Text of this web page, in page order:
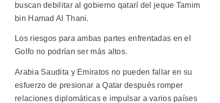
buscan debilitar al gobierno qatarí del jeque Tamim
bin Hamad Al Thani.
Los riesgos para ambas partes enfrentadas en el
Golfo no podrían ser más altos.
Arabia Saudita y Emiratos no pueden fallar en su
esfuerzo de presionar a Qatar después romper
relaciones diplomáticas e impulsar a varios países